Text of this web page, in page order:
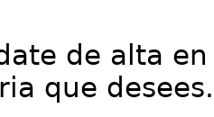
de alta
que desees.